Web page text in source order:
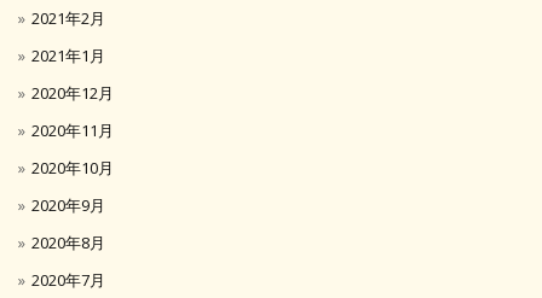
2021年2月
2021年1月
2020年12月
2020年11月
2020年10月
2020年9月
2020年8月
2020年7月